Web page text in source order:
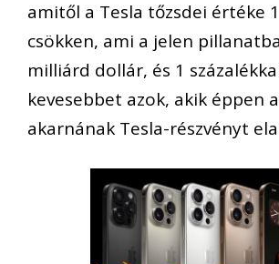
amitől a Tesla tőzsdei értéke
csökken, ami a jelen
milliárd dollár, és 1
kevesebbet azok, akik éppen
akarnának Tesla-részvényt